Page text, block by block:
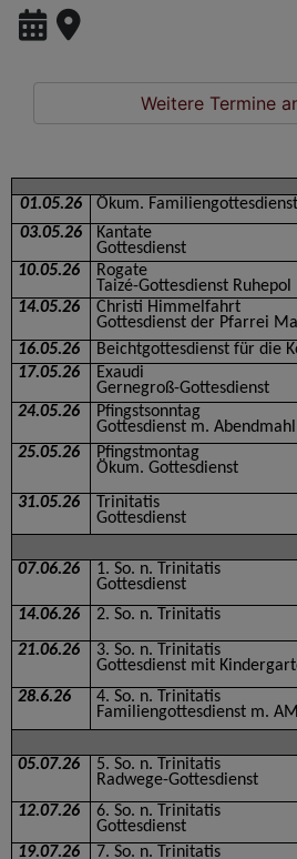
Weitere Termine
01.05.26 Ökum. Familiengottesdienst
03.05.26
Kantate
Gottesdienst
10.05.26
Rogate
Taizé-Gottesdienst Ruhepol
14.05.26
Christi Himmelfahrt
Gottesdienst der Pfarrei
16.05.26 Beichtgottesdienst für die
17.05.26
Exaudi
Gernegroß-Gottesdienst
24.05.26
Pfingstsonntag
Gottesdienst m. Abendmahl
25.05.26
Pfingstmontag
Ökum. Gottesdienst
31.05.26
Trinitatis
Gottesdienst
07.06.26
1. So. n. Trinitatis
Gottesdienst
14.06.26 2. So. n. Trinitatis
21.06.26
3. So. n. Trinitatis
Gottesdienst mit
28.6.26
4. So. n. Trinitatis
Familiengottesdienst m. AM
05.07.26
5. So. n. Trinitatis
Radwege-Gottesdienst
12.07.26
6. So. n. Trinitatis
Gottesdienst
19.07.26
7. So. n. Trinitatis